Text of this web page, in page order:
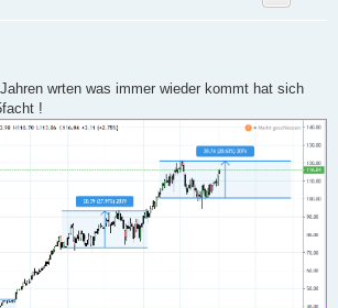
wrten was immer wieder kommt hat sich
!